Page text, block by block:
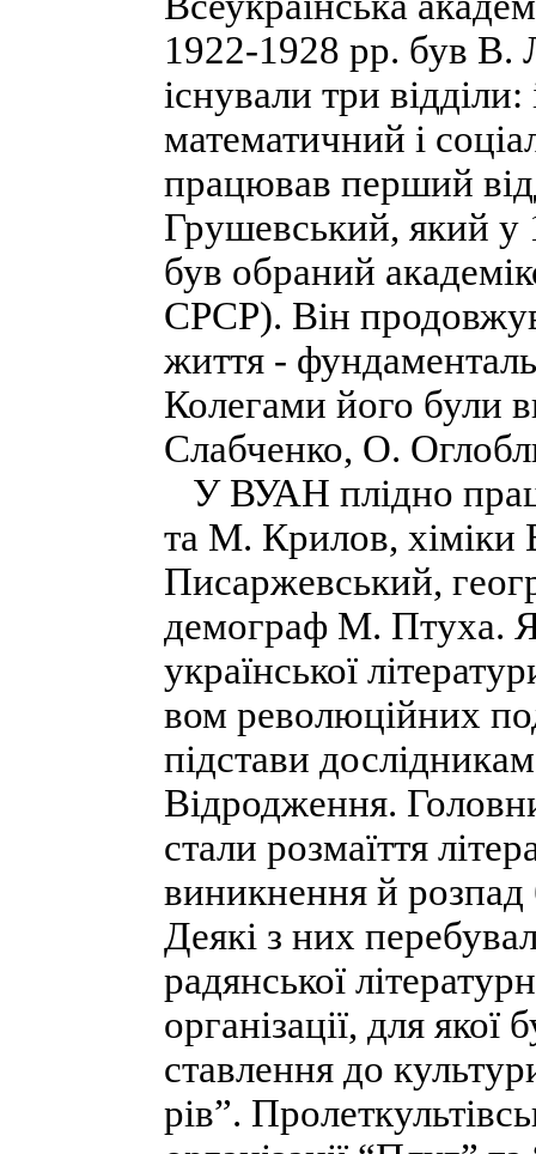
1922-1928 pp. був
існували три
математичний і
працював перший
Грушевський, який у
був обраний
CPCP). Він
життя -
Колегами його були
Слабченко, О.
У ВУАН плідно
та М. Крилов, хіміки
Писаржевський,
демограф М. Птуха.
української
вом революційних
підстави
Відродження.
стали розмаїття
виникнення й
Деякі з них
радянської
організації, для якої
ставлення до
рів”.